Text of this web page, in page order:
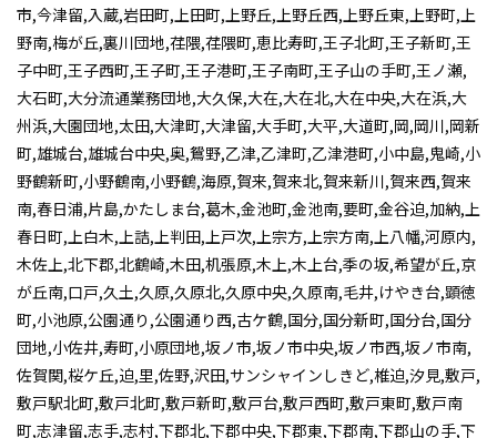
市,今津留,入蔵,岩田町,上田町,上野丘,上野丘西,上野丘東,上野町,上
野南,梅が丘,裏川団地,荏隈,荏隈町,恵比寿町,王子北町,王子新町,王
子中町,王子西町,王子町,王子港町,王子南町,王子山の手町,王ノ瀬,
大石町,大分流通業務団地,大久保,大在,大在北,大在中央,大在浜,大
州浜,大園団地,太田,大津町,大津留,大手町,大平,大道町,岡,岡川,岡新
町,雄城台,雄城台中央,奥,鴛野,乙津,乙津町,乙津港町,小中島,鬼崎,小
野鶴新町,小野鶴南,小野鶴,海原,賀来,賀来北,賀来新川,賀来西,賀来
南,春日浦,片島,かたしま台,葛木,金池町,金池南,要町,金谷迫,加納,上
春日町,上白木,上詰,上判田,上戸次,上宗方,上宗方南,上八幡,河原内,
木佐上,北下郡,北鶴崎,木田,机張原,木上,木上台,季の坂,希望が丘,京
が丘南,口戸,久土,久原,久原北,久原中央,久原南,毛井,けやき台,顕徳
町,小池原,公園通り,公園通り西,古ケ鶴,国分,国分新町,国分台,国分
団地,小佐井,寿町,小原団地,坂ノ市,坂ノ市中央,坂ノ市西,坂ノ市南,
佐賀関,桜ケ丘,迫,里,佐野,沢田,サンシャインしきど,椎迫,汐見,敷戸,
敷戸駅北町,敷戸北町,敷戸新町,敷戸台,敷戸西町,敷戸東町,敷戸南
町,志津留,志手,志村,下郡北,下郡中央,下郡東,下郡南,下郡山の手,下